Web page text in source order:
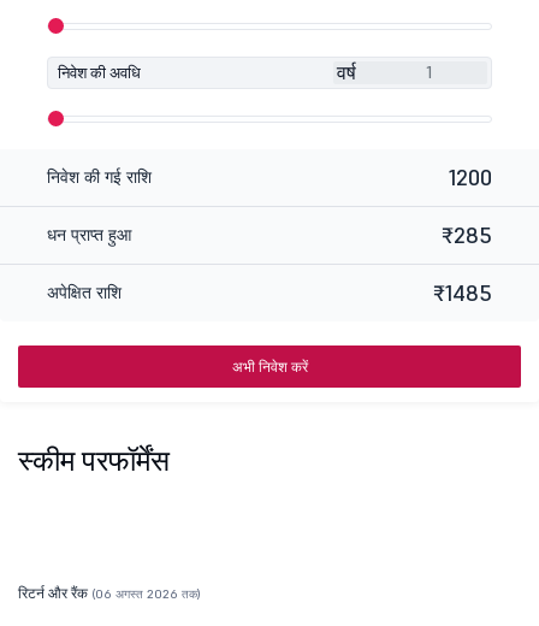
निवेश की अवधि वर्ष
निवेश की गई राशि 1200
धन प्राप्त हुआ ₹285
अपेक्षित राशि ₹1485
अभी निवेश करें
स्कीम परफॉर्मेंस
रिटर्न और रैंक (06 अगस्त 2026 तक)